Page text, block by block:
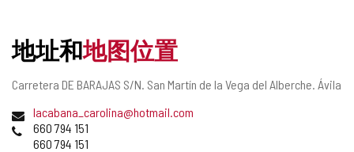
地址和地图位置
邮
地
址
Carretera DE BARAJAS S/N. San Martín de la Vega del Alberche. Ávila
电
子
lacabana_carolina@hotmail.com
电
660 794 151
660 794 151